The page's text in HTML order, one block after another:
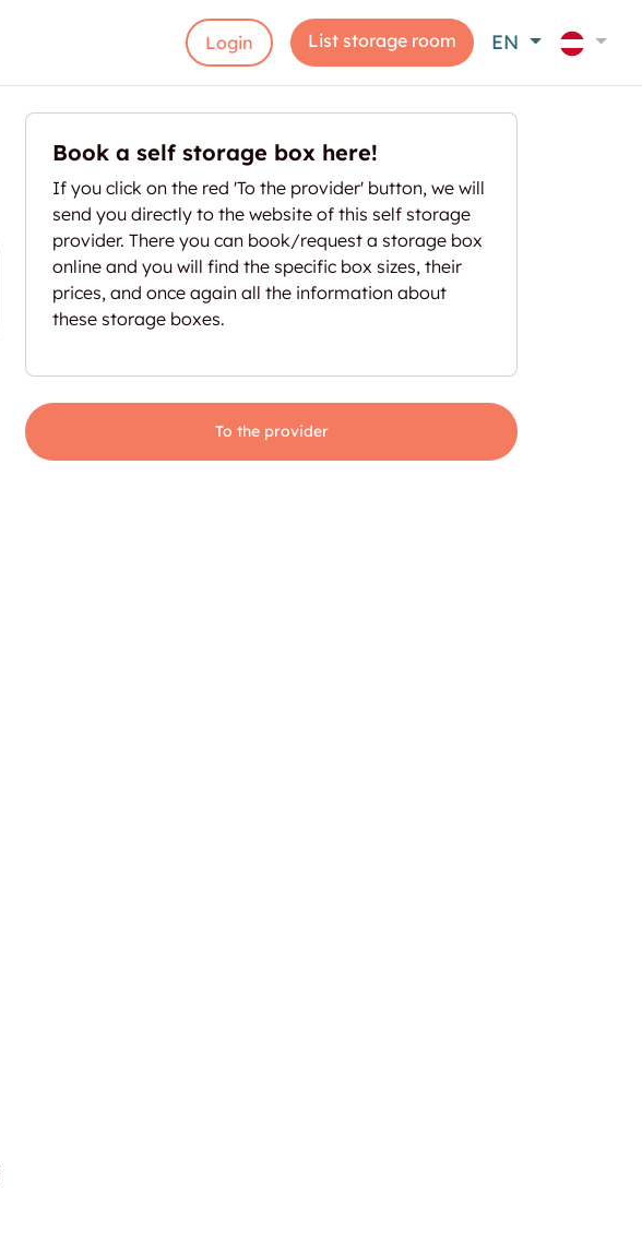
Login List storage room EN
Book a self storage box here!
If you click on the red 'To the provider' button, we will
send you directly to the website of this self storage
provider. There you can book/request a storage box
online and you will find the specific box sizes, their
prices, and once again all the information about
these storage boxes.
To the provider